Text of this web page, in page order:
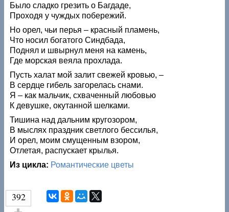
Было сладко грезить о Багдаде,
Проходя у чуждых побережий.
Но орел, чьи перья – красный пламень,
Что носил богатого Синдбада,
Поднял и швырнул меня на камень,
Где морская веяла прохлада.
Пусть халат мой залит свежей кровью, –
В сердце гибель загорелась снами.
Я – как мальчик, схваченный любовью
К девушке, окутанной шелками.
Тишина над дальним кругозором,
В мыслях праздник светлого бессилья,
И орел, моим смущенным взором,
Отлетая, распускает крылья.
Из цикла: Романтические цветы
392